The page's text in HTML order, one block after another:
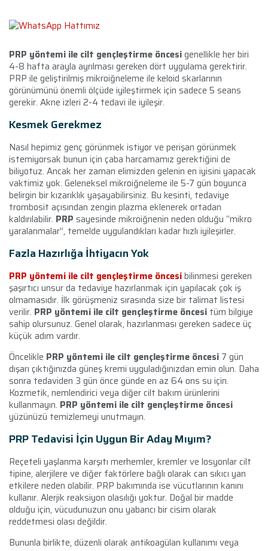
PRP yöntemi ile cilt gençleştirme öncesigenellikle her biri
4-8 hafta arayla ayrılması gereken dört uygulama gerektirir.
PRP ile geliştirilmiş mikroiğneleme ile keloid skarlarının
görünümünü önemli ölçüde iyileştirmek için sadece 5 seans
gerekir. Akne izleri 2-4 tedavi ile iyileşir.
Kesmek Gerekmez
Nasıl hepimiz genç görünmek istiyor ve perişan görünmek
istemiyorsak bunun için çaba harcamamız gerektiğini de
biliyotuz. Ancak her zaman elimizden gelenin en iyisini yapacak
vaktimiz yok. Geleneksel mikroiğneleme ile 5-7 gün boyunca
belirgin bir kızarıklık yaşayabilirsiniz. Bu kesinti, tedaviye
trombosit açısından zengin plazma eklenerek ortadan
kaldırılabilir. PRP sayesinde mikroiğnenin neden olduğu “mikro
yaralanmalar”, temelde uygulandıkları kadar hızlı iyileşirler.
Fazla Hazırlığa İhtiyacın Yok
PRP yöntemi ile cilt gençleştirme öncesibilinmesi gereken
şaşırtıcı unsur da tedaviye hazırlanmak için yapılacak çok iş
olmamasıdır. İlk görüşmeniz sırasında size bir talimat listesi
verilir. PRP yöntemi ile cilt gençleştirme öncesi tüm bilgiye
sahip olursunuz. Genel olarak, hazırlanması gereken sadece üç
küçük adım vardır.
Öncelikle PRP yöntemi ile cilt gençleştirme öncesi 7 gün
dışarı çıktığınızda güneş kremi uyguladığınızdan emin olun. Daha
sonra tedaviden 3 gün önce günde en az 64 ons su için.
Kozmetik, nemlendirici veya diğer cilt bakım ürünlerini
kullanmayın. PRP yöntemi ile cilt gençleştirme öncesi
yüzünüzü temizlemeyi unutmayın.
PRP Tedavisi İçin Uygun Bir Aday Mıyım?
Reçeteli yaşlanma karşıtı merhemler, kremler ve losyonlar cilt
tipine, alerjilere ve diğer faktörlere bağlı olarak can sıkıcı yan
etkilere neden olabilir. PRP bakımında ise vücutlarının kanını
kullanır. Alerjik reaksiyon olasılığı yoktur. Doğal bir madde
olduğu için, vücudunuzun onu yabancı bir cisim olarak
reddetmesi olası değildir.
Bununla birlikte, düzenli olarak antikoagülan kullanımı veya